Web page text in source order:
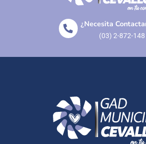
¿Necesita
(03) 2-872-148